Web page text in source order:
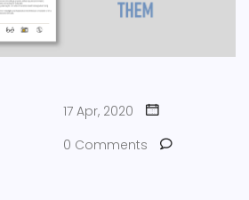
17 Apr, 2020
0 Comments